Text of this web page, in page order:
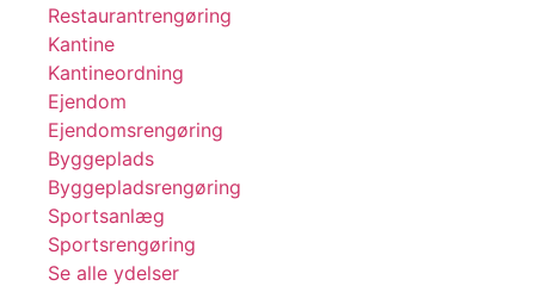
Restaurantrengøring
Kantine
Kantineordning
Ejendom
Ejendomsrengøring
Byggeplads
Byggepladsrengøring
Sportsanlæg
Sportsrengøring
Se alle ydelser